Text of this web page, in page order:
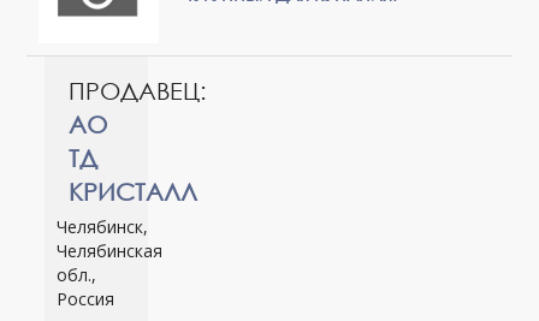
ПРОДАВЕЦ:
АО
ТД
КРИСТАЛЛ
Челябинск,
Челябинская
обл.,
Россия